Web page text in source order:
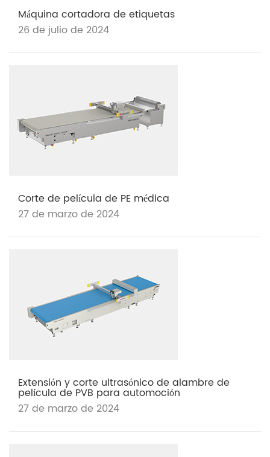
Máquina cortadora de etiquetas
26 de julio de 2024
Corte de película de PE médica
27 de marzo de 2024
Extensión y corte ultrasónico de alambre de
película de PVB para automoción
27 de marzo de 2024